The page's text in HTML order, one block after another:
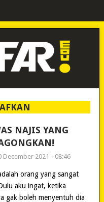
NAJIS YANG
December 2021 - 08:46
orang yang sangat
aku ingat, ketika
gak boleh menyentuh dia